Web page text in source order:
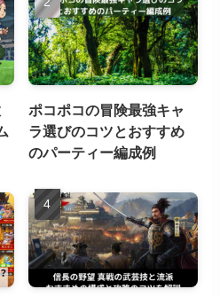
ポコポコの冒険最強キャ
ラ選びのコツとおすすめ
のパーティー編成例